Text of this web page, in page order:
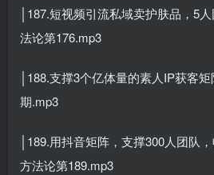
│187.短视频引流私域卖护肤品，5
法论第176.mp3
│188.支撑3个亿体量的素人IP获客
期.mp3
│189.用抖音矩阵，支撑300人团队
方法论第189.mp3